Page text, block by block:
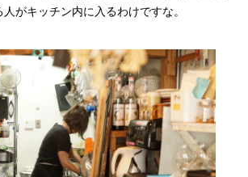
がキッチン内に入るわけですな。